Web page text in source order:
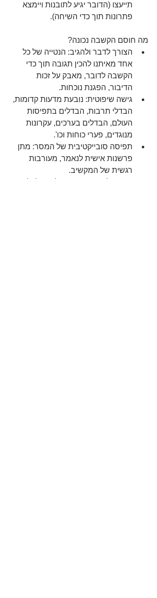
תייעצו (הדובר יגיע לתובנות ויימצא
פתרונות תוך כדי השיחה).
מה חוסם הקשבה נכונה?
הצורך לדבר ולהגיב: הנטייה של כל
אחד מאיתנו להכין תגובה תוך כדי
הקשבה לדובר, מאבק על זכות
הדיבור, הפגנת נוכחות.
גישה שיפוטית: נובעת מדעות קדומות,
הבדלי תרבות, הבדלים בתפיסות
העולם, הבדלים בערכים, עקרונות
מנוגדים, פערי כוחות וכו'.
תפיסה סובייקטיבית של המסר: מתן
פרשנות אישית לנאמר, מעורבות
רגשית של המקשיב.